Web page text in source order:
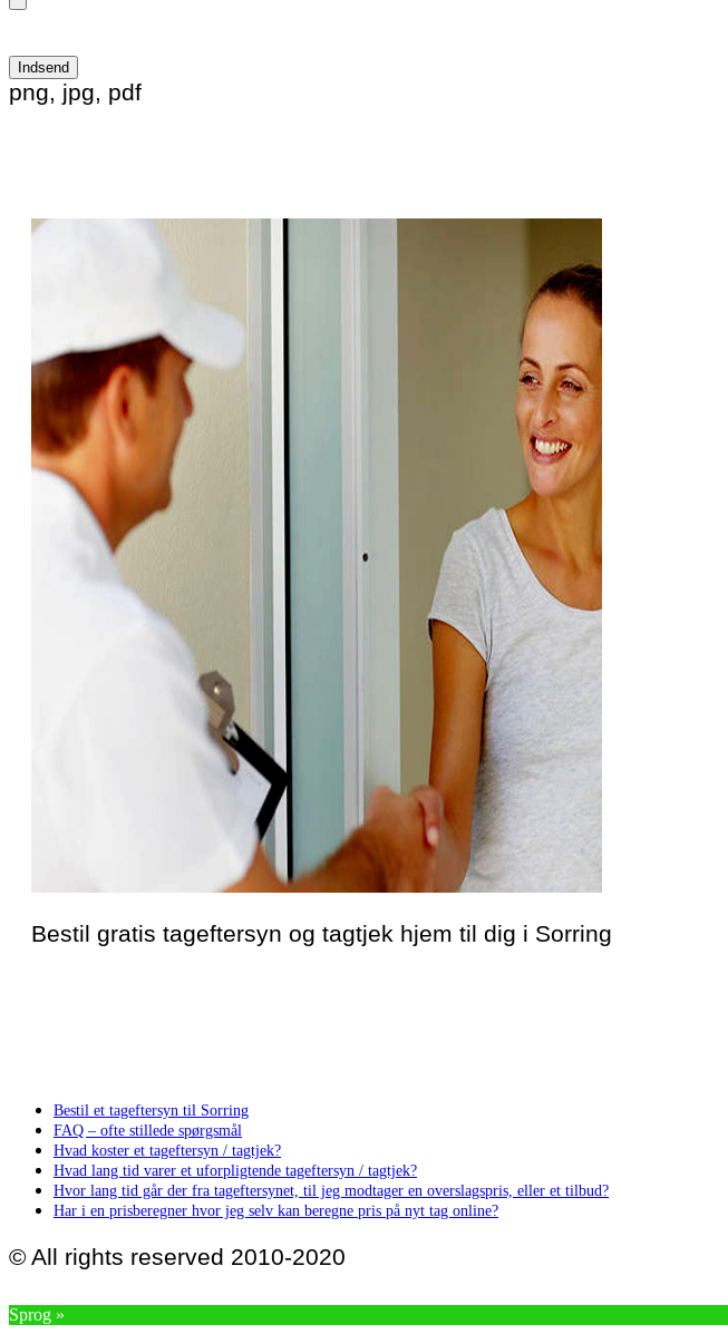
Please leave this field empty.
png, jpg, pdf
Bestil gratis tageftersyn og tagtjek hjem til dig i Sorring
Bestil et tageftersyn til Sorring
FAQ – ofte stillede spørgsmål
Hvad koster et tageftersyn / tagtjek?
Hvad lang tid varer et uforpligtende tageftersyn / tagtjek?
Hvor lang tid går der fra tageftersynet, til jeg modtager en overslagspris, eller et tilbud?
Har i en prisberegner hvor jeg selv kan beregne pris på nyt tag online?
© All rights reserved 2010-2020
Sprog »